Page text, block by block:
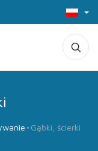
Gąbki, ścierki